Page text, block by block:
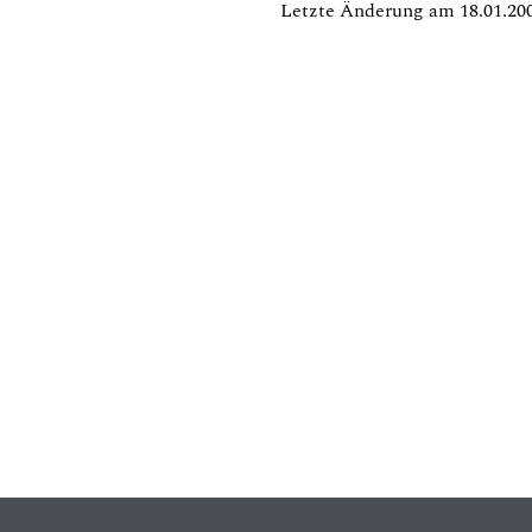
Letzte Änderung am